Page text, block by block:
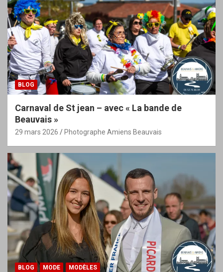
BLOG
Carnaval de St jean – avec « La bande de
Beauvais »
29 mars 2026 Photographe Amiens Beauvais
BLOG MODE MODÈLES